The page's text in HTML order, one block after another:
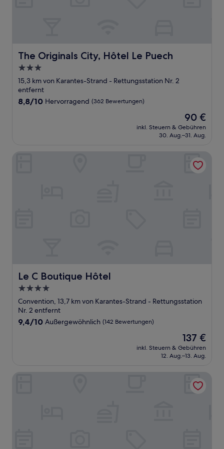
The Originals City, Hôtel Le Puech
The Originals City, Hôtel Le Puech
3.0-
Sterne-
Unterkunft
15,3 km von Karantes-Strand - Rettungsstation Nr. 2
entfernt
8.8
8,8/10 Hervorragend (362 Bewertungen)
Der
Preis
beträgt
90 €
inkl. Steuern & Gebühren
30. Aug.–31. Aug.
Le C Boutique Hôtel
Le C Boutique Hôtel
4.0-
Sterne-
Unterkunft
Convention, 13,7 km von Karantes-Strand - Rettungsstation
Nr. 2 entfernt
9.4
9,4/10 Außergewöhnlich (142 Bewertungen)
Der
Preis
beträgt
137 €
inkl. Steuern & Gebühren
12. Aug.–13. Aug.